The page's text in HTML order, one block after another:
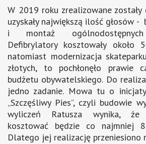
W 2019 roku zrealizowane
uzyskały największą ilość głosów -
i montaż
Defibrylatory kosztowały około
natomiast modernizacja
złotych, to pochłonęło prawie
budżetu obywatelskiego. Do
jedno zadanie. Mowa tu o
„Szczęśliwy Pies”, czyli budowie
wyliczeń Ratusza wynika,
kosztować będzie co najmniej
Dlatego jej realizację przeniesiono